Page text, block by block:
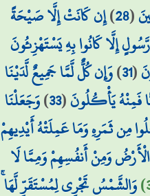
(
28
)إِن كَانَتْ إِلَّا صَيْحَةً
إِلَّا كَانُوا بِهِ يَسْتَهْزِئُونَ
(
31
)وَإِن كُلٌّ لَّمَّا جَمِيعٌ لَّدَيْنَا
فَمِنْهُ يَأْكُلُونَ(
33
)وَجَعَلْنَا
مِن ثَمَرِهِ وَمَا عَمِلَتْهُ أَيْدِيهِمْ
وَمِنْ أَنفُسِهِمْ وَمِمَّا لَا
وَالشَّمْسُ تَجْرِي لِمُسْتَقَرٍّ لَّهَا ۚ